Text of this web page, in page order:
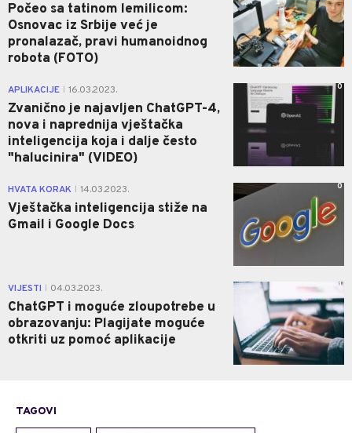
Počeo sa tatinom lemilicom:
Osnovac iz Srbije već je
pronalazač, pravi humanoidnog
robota (FOTO)
APLIKACIJE 16.03.2023.
Zvanično je najavljen ChatGPT-4,
nova i naprednija vještačka
inteligencija koja i dalje često
"halucinira" (VIDEO)
0
HVATA KORAK 14.03.2023.
Vještačka inteligencija stiže na
Gmail i Google Docs
0
VIJESTI 04.03.2023.
ChatGPT i moguće zloupotrebe u
obrazovanju: Plagijate moguće
otkriti uz pomoć aplikacije
1
TAGOVI